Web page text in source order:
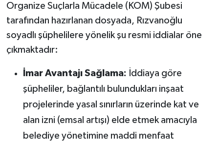
Organize Suçlarla Mücadele (KOM) Şubesi
tarafından hazırlanan dosyada, Rızvanoğlu
soyadlı şüphelilere yönelik şu resmi iddialar öne
çıkmaktadır:
İmar Avantajı Sağlama: İddiaya göre
şüpheliler, bağlantılı bulundukları inşaat
projelerinde yasal sınırların üzerinde kat ve
alan izni (emsal artışı) elde etmek amacıyla
belediye yönetimine maddi menfaat